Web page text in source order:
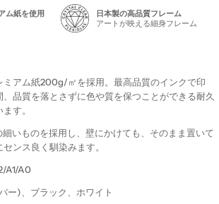
ム紙を使用
日本製の高品質フレーム
アートが映える細身フレーム
ミアム紙200g/㎡を採用。最高品質のインクで印
品質を落とさずに色や質を保つことができる耐久
す。
いものを採用し、壁にかけても、そのまま置いて
ンス良く馴染みます。
A1/A0
ー)、ブラック、ホワイト